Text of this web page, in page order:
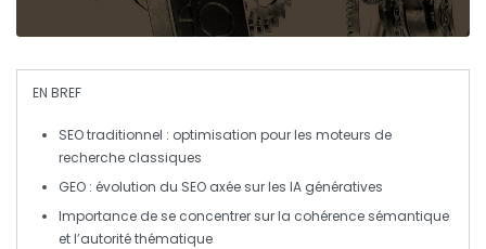
EN BREF
SEO traditionnel : optimisation pour les moteurs de
recherche classiques
GEO : évolution du SEO axée sur les IA génératives
Importance de se concentrer sur la cohérence sémantique
et l’autorité thématique